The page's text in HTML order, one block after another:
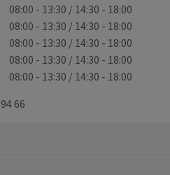
08:00 - 13:30 / 14:30 - 18:00
08:00 - 13:30 / 14:30 - 18:00
08:00 - 13:30 / 14:30 - 18:00
08:00 - 13:30 / 14:30 - 18:00
08:00 - 13:30 / 14:30 - 18:00
66